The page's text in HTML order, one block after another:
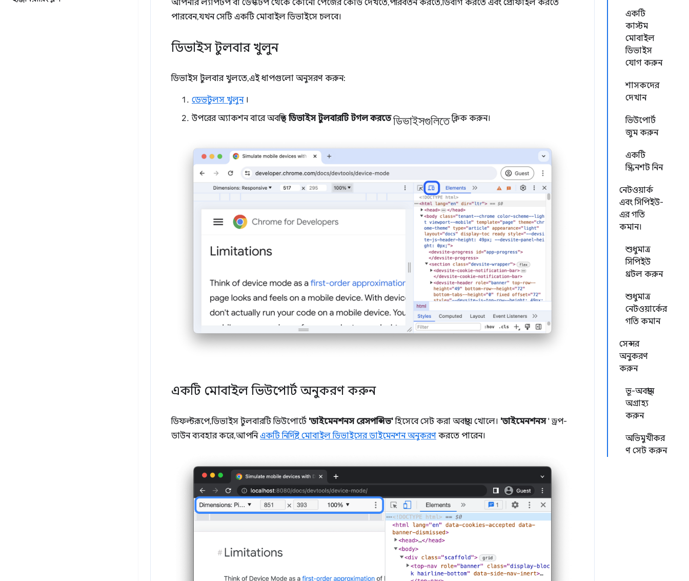
একটি
কাস্টম
মোবাইল
ডিভাইস
যোগ করুন
শাসকদের
দেখান
ভিউপোর্ট
জুম করুন
একটি
স্ক্রিনশট নিন
নেটওয়ার্ক
এবং সিপিইউ-
এর গতি
কমান।
শুধুমাত্র
সিপিইউ
থ্রটল করুন
শুধুমাত্র
নেটওয়ার্কের
গতি কমান
সেন্সর
অনুকরণ
করুন
ভূ-অবস্থান
অগ্রাহ্য
করুন
অভিমুখীকর
ণ সেট করুন
আপনার ল্যাপটপ বা ডেস্কটপ থেকে কোনো পেজের কোড দেখতে, পরিবর্তন করতে, ডিবাগ করতে এবং প্রোফাইল করতে
পারবেন, যখন সেটি একটি মোবাইল ডিভাইসে চলবে।
ডিভাইস টুলবার খুলুন
ডিভাইস টুলবার খুলতে, এই ধাপগুলো অনুসরণ করুন:
ডেভটুলস খুলুন।
উপরের অ্যাকশন বারে অবস্থিতডিভাইস টুলবারটি টগল করতে ডিভাইসগুলিতেক্লিক করুন।
একটি মোবাইল ভিউপোর্ট অনুকরণ করুন
ডিফল্টরূপে, ডিভাইস টুলবারটি ভিউপোর্টে 'ডাইমেনশনস রেসপন্সিভ'হিসেবে সেট করা অবস্থায় খোলে। 'ডাইমেনশনস' ড্রপ-
ডাউন ব্যবহার করে, আপনিএকটি নির্দিষ্ট মোবাইল ডিভাইসের ডাইমেনশন অনুকরণ করতে পারেন।